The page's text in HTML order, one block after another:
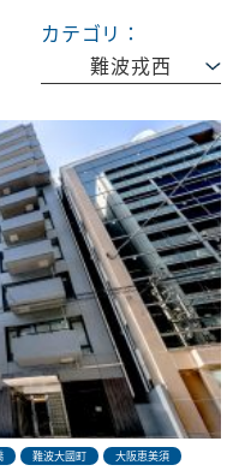
カテゴリ：
難波戎西
難波大國町 大阪恵美須